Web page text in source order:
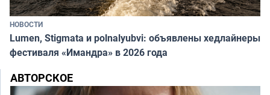
НОВОСТИ
Lumen, Stigmata и polnalyubvi: объявлены хедлайнеры
фестиваля «Имандра» в 2026 года
АВТОРСКОЕ